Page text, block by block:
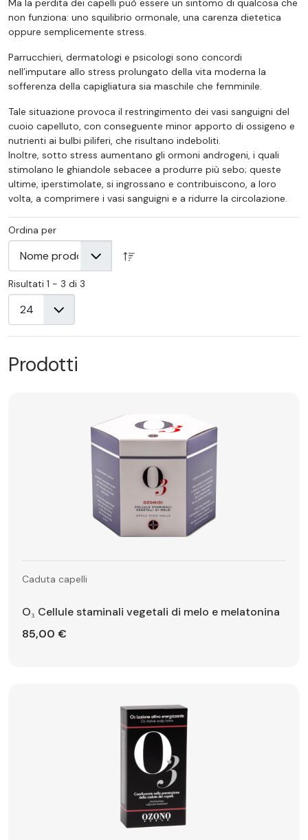
Ma la perdita dei capelli può essere un sintomo di qualcosa che
non funziona: uno squilibrio ormonale, una carenza dietetica
oppure semplicemente stress.
Parrucchieri, dermatologi e psicologi sono concordi
nell’imputare allo stress prolungato della vita moderna la
sofferenza della capigliatura sia maschile che femminile.
Tale situazione provoca il restringimento dei vasi sanguigni del
cuoio capelluto, con conseguente minor apporto di ossigeno e
nutrienti ai bulbi piliferi, che risultano indeboliti.
Inoltre, sotto stress aumentano gli ormoni androgeni, i quali
stimolano le ghiandole sebacee a produrre più sebo; queste
ultime, iperstimolate, si ingrossano e contribuiscono, a loro
volta, a comprimere i vasi sanguigni e a ridurre la circolazione.
Ordina per
Risultati 1 - 3 di 3
Prodotti
Caduta capelli
O₃ Cellule staminali vegetali di melo e melatonina
85,00 €